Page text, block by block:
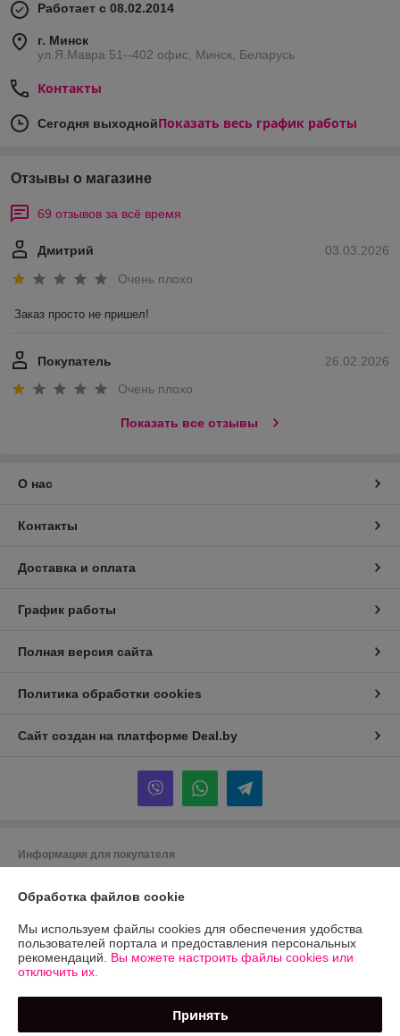
Работает с 08.02.2014
г. Минск
ул.Я.Мавра 51--402 офис, Минск, Беларусь
Контакты
Сегодня выходнойПоказать весь график работы
Отзывы о магазине
69 отзывов за всё время
03.03.2026
Дмитрий
Очень плохо
Заказ просто не пришел!
26.02.2026
Покупатель
Очень плохо
Показать все отзывы
О нас
Контакты
Доставка и оплата
График работы
Полная версия сайта
Политика обработки cookies
Сайт создан на платформе Deal.by
Информация для покупателя
*Минская обл., Дзержинский р-н, г.Фаниполь,ул. Чапского,д.15,ком 1
Регистрационный номер ЕГР: 691419245
УНП: 691419245
Дата регистрации компании: 09.04.2012
Обработка файлов cookie
Мы используем файлы cookies для обеспечения удобства
пользователей портала и предоставления персональных
рекомендаций. Вы можете настроить файлы cookies или
отключить их.
Принять